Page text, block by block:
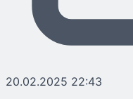
20.02.2025 22:43